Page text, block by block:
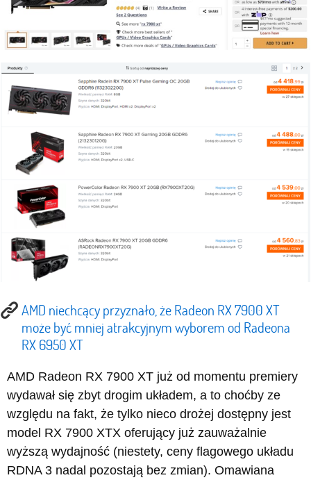
AMD niechcący przyznało, że Radeon RX 7900 XT
może być mniej atrakcyjnym wyborem od Radeona
RX 6950 XT
AMD Radeon RX 7900 XT już od momentu premiery
wydawał się zbyt drogim układem, a to choćby ze
względu na fakt, że tylko nieco drożej dostępny jest
model RX 7900 XTX oferujący już zauważalnie
wyższą wydajność (niestety, ceny flagowego układu
RDNA 3 nadal pozostają bez zmian). Omawiana